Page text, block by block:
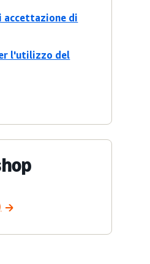
accettazione di
l'utilizzo del